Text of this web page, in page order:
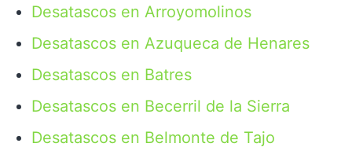
Desatascos en Arroyomolinos
Desatascos en Azuqueca de Henares
Desatascos en Batres
Desatascos en Becerril de la Sierra
Desatascos en Belmonte de Tajo